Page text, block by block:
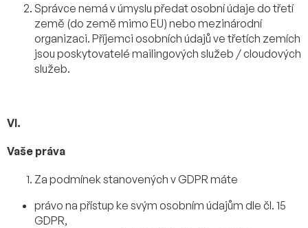
Správce nemá v úmyslu předat osobní údaje do třetí
země (do země mimo EU) nebo mezinárodní
organizaci. Příjemci osobních údajů ve třetích zemích
jsou poskytovatelé mailingových služeb / cloudových
služeb.
VI.
Vaše práva
Za podmínek stanovených v GDPR máte
právo na přístup ke svým osobním údajům dle čl. 15
GDPR,